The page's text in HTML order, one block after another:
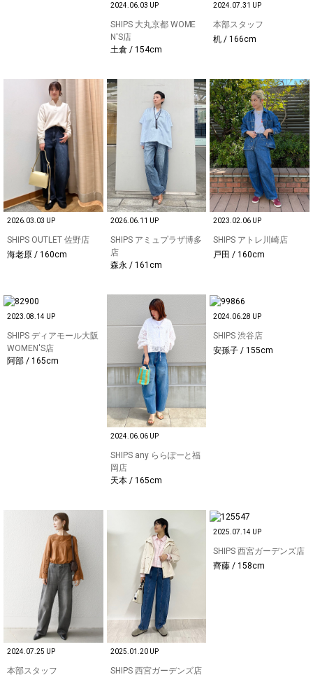
2024.06.03 UP
SHIPS 大丸京都 WOME
N'S店
土倉 / 154cm
2024.07.31 UP
本部スタッフ
机 / 166cm
2026.03.03 UP
SHIPS OUTLET 佐野店
海老原 / 160cm
2026.06.11 UP
SHIPS アミュプラザ博多
店
森永 / 161cm
2023.02.06 UP
SHIPS アトレ川崎店
戸田 / 160cm
2023.08.14 UP
SHIPS ディアモール大阪
WOMEN'S店
阿部 / 165cm
2024.06.06 UP
SHIPS any ららぽーと福
岡店
天本 / 165cm
2024.06.28 UP
SHIPS 渋谷店
安孫子 / 155cm
2024.07.25 UP
本部スタッフ
2025.01.20 UP
SHIPS 西宮ガーデンズ店
2025.07.14 UP
SHIPS 西宮ガーデンズ店
齊藤 / 158cm